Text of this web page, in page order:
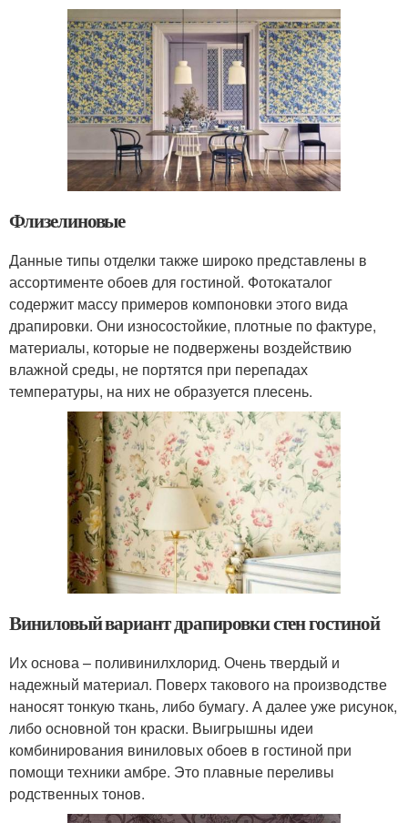
Флизелиновые
Данные типы отделки также широко представлены в
ассортименте обоев для гостиной. Фотокаталог
содержит массу примеров компоновки этого вида
драпировки. Они износостойкие, плотные по фактуре,
материалы, которые не подвержены воздействию
влажной среды, не портятся при перепадах
температуры, на них не образуется плесень.
Виниловый вариант драпировки стен гостиной
Их основа – поливинилхлорид. Очень твердый и
надежный материал. Поверх такового на производстве
наносят тонкую ткань, либо бумагу. А далее уже рисунок,
либо основной тон краски. Выигрышны идеи
комбинирования виниловых обоев в гостиной при
помощи техники амбре. Это плавные переливы
родственных тонов.